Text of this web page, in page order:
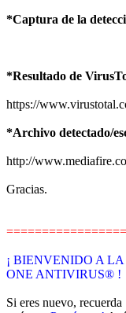
*Captura de la
*Resultado de
https://
*Archivo detectado/
http://
Gracias.
¡ BIENVENIDO A
ONE ANTIVIRUS® !
Si eres nuevo, recuerda